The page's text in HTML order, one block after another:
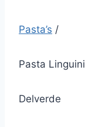
Pasta’s /
Pasta Linguini
Delverde